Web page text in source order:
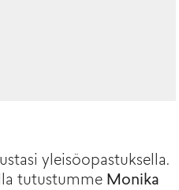
yleisöopastuksella.
tutustumme Monika